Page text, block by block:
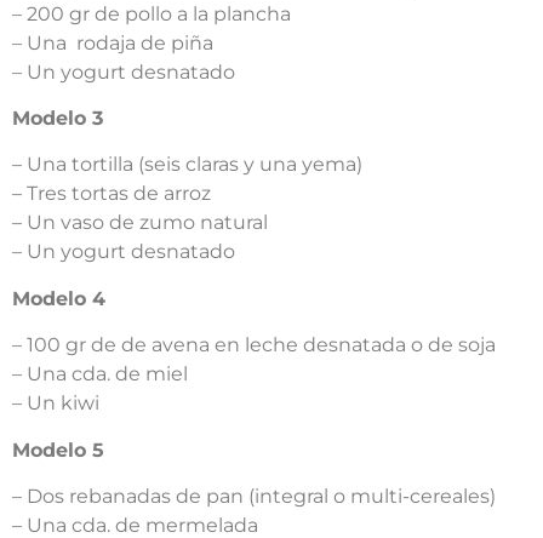
– 200 gr de pollo a la plancha
– Una rodaja de piña
– Un yogurt desnatado
Modelo 3
– Una tortilla (seis claras y una yema)
– Tres tortas de arroz
– Un vaso de zumo natural
– Un yogurt desnatado
Modelo 4
– 100 gr de de avena en leche desnatada o de soja
– Una cda. de miel
– Un kiwi
Modelo 5
– Dos rebanadas de pan (integral o multi-cereales)
– Una cda. de mermelada